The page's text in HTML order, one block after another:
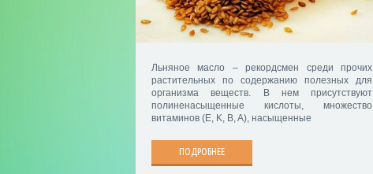
Льняное масло – рекордсмен среди прочих
растительных по содержанию полезных для
организма веществ. В нем присутствуют
полиненасыщенные кислоты, множество
витаминов (E, K, B, A), насыщенные
ПОДРОБНЕЕ